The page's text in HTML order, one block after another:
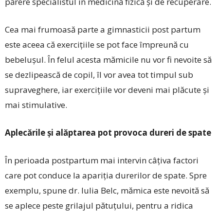
Cea mai frumoasă parte a gimnasticii post partum
este aceea că exercițiile se pot face împreună cu
bebelușul. În felul acesta mămicile nu vor fi nevoite să
se dezlipească de copil, îl vor avea tot timpul sub
supraveghere, iar exercițiile vor deveni mai plăcute și
mai stimulative.
Aplecările și alăptarea pot provoca dureri de spate
În perioada postpartum mai intervin câțiva factori
care pot conduce la apariția durerilor de spate. Spre
exemplu, spune dr. Iulia Belc, mămica este nevoită să
se aplece peste grilajul pătuțului, pentru a ridica